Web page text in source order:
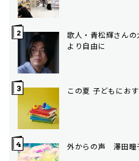
歌人・青松輝さん
より自由に
この夏 子どもにお
外からの声 澤田瞳